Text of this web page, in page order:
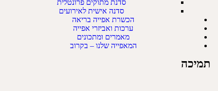
סדנת מתוקים פרונטלית
סדנה אישית לאירועים
הכשרת אפייה בריאה
ערכות ואביזרי אפייה
מאמרים ומתכונים
המאפייה שלנו – בקרוב
תמיכה